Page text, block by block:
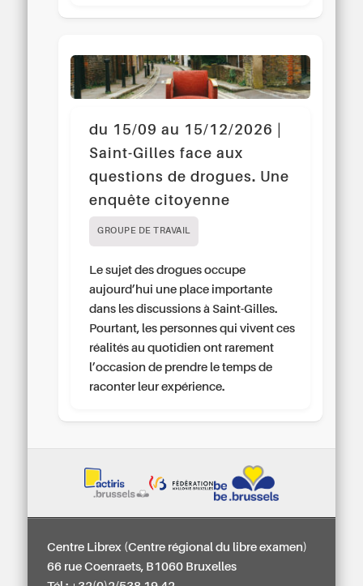
du 15/09 au 15/12/2026 |
Saint-Gilles face aux
questions de drogues. Une
enquête citoyenne
GROUPE DE TRAVAIL
Le sujet des drogues occupe
aujourd’hui une place importante
dans les discussions à Saint-Gilles.
Pourtant, les personnes qui vivent ces
réalités au quotidien ont rarement
l’occasion de prendre le temps de
raconter leur expérience.
Centre Librex (Centre régional du libre examen)
66 rue Coenraets, B1060 Bruxelles